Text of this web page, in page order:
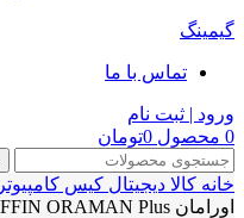
گیمینگ
تماس با ما
ورود | ثبت نام
0 محصول 0تومان
خانه کالا دیجیتال کیس کامپیوتر
اورامان CASE GREEN GRIFFIN ORAMAN Plus